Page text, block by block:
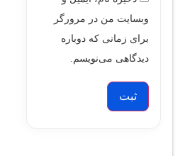
وبسایت من در مرورگر
برای زمانی که دوباره
دیدگاهی می‌نویسم.